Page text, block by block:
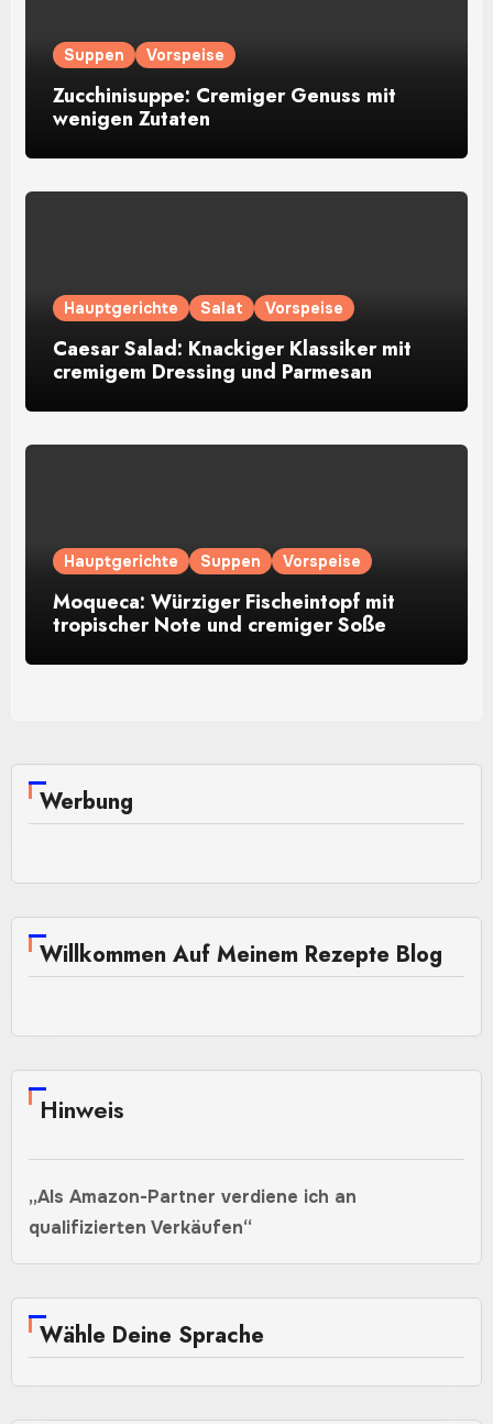
Suppen Vorspeise
Zucchinisuppe: Cremiger Genuss mit
wenigen Zutaten
Hauptgerichte Salat Vorspeise
Caesar Salad: Knackiger Klassiker mit
cremigem Dressing und Parmesan
Hauptgerichte Suppen Vorspeise
Moqueca: Würziger Fischeintopf mit
tropischer Note und cremiger Soße
Werbung
Willkommen Auf Meinem Rezepte Blog
Hinweis
„Als Amazon-Partner verdiene ich an
qualifizierten Verkäufen“
Wähle Deine Sprache